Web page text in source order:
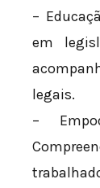
–
em
legais.
–